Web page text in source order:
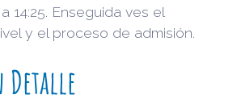
14:25. Enseguida ves el
y el proceso de admisión.
Detalle